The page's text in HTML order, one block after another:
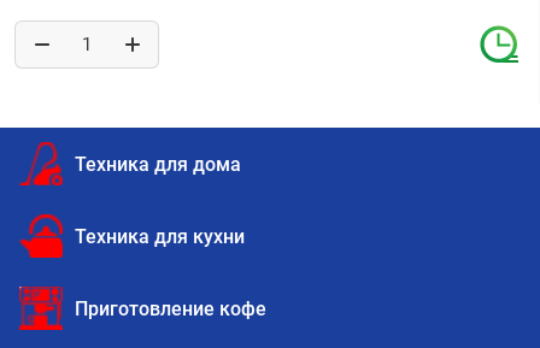
Техника для дома
Техника для кухни
Приготовление кофе